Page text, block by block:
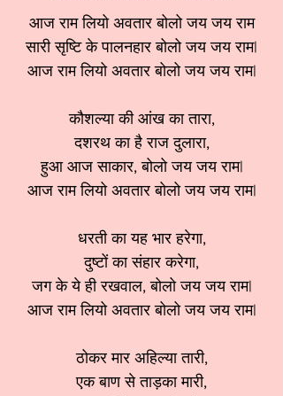
आज राम लियो अवतार बोलो जय जय राम
सारी सृष्टि के पालनहार बोलो जय जय राम|
आज राम लियो अवतार बोलो जय जय राम|
कौशल्या की आंख का तारा,
दशरथ का है राज दुलारा,
हुआ आज साकार, बोलो जय जय राम|
आज राम लियो अवतार बोलो जय जय राम|
धरती का यह भार हरेगा,
दुष्टों का संहार करेगा,
जग के ये ही रखवाल, बोलो जय जय राम|
आज राम लियो अवतार बोलो जय जय राम|
ठोकर मार अहिल्या तारी,
एक बाण से ताड़का मारी,